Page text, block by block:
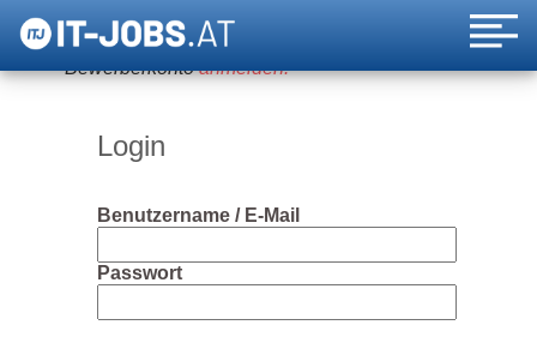
Um diese Funktion nutzen zu können, bitte ein
Bewerberkontoanmelden!
Login
Benutzername / E-Mail
Passwort